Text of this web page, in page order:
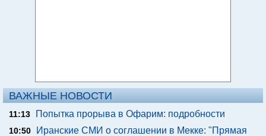
ВАЖНЫЕ НОВОСТИ
11:13 Попытка прорыва в Офарим: подробности
10:50
Иранские СМИ о соглашении в Мекке: "Прямая